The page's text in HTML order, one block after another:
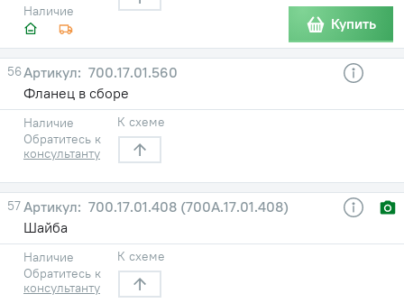
Наличие
Купить
56
700.17.01.560
Фланец в сборе
Наличие
Обратитесь к
консультанту
К схеме
57
700.17.01.408 (700А.17.01.408)
Шайба
Наличие
Обратитесь к
консультанту
К схеме